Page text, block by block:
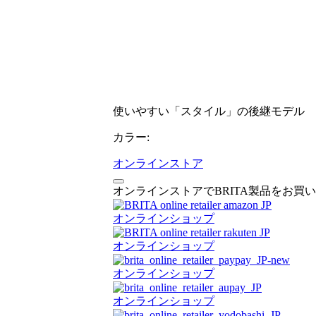
使いやすい「スタイル」の後継モデル
カラー:
オンラインストア
オンラインストアでBRITA製品をお買
オンラインショップ
オンラインショップ
オンラインショップ
オンラインショップ